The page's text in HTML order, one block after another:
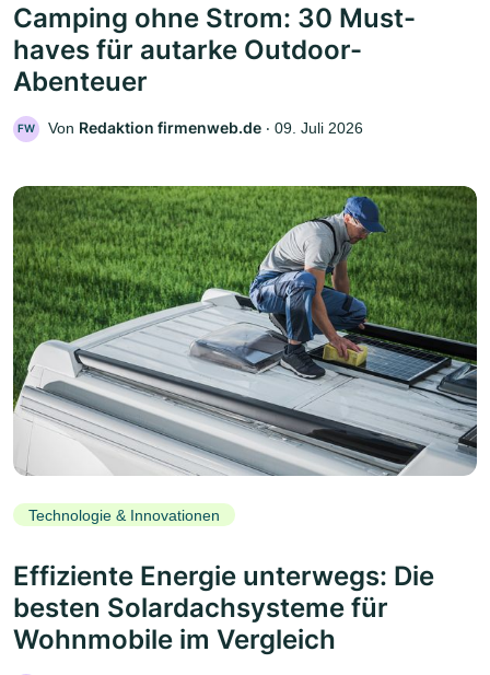
Camping ohne Strom: 30 Must-
haves für autarke Outdoor-
Abenteuer
FW Von Redaktion firmenweb.de ‧ 09. Juli 2026
Technologie & Innovationen
Effiziente Energie unterwegs: Die
besten Solardachsysteme für
Wohnmobile im Vergleich